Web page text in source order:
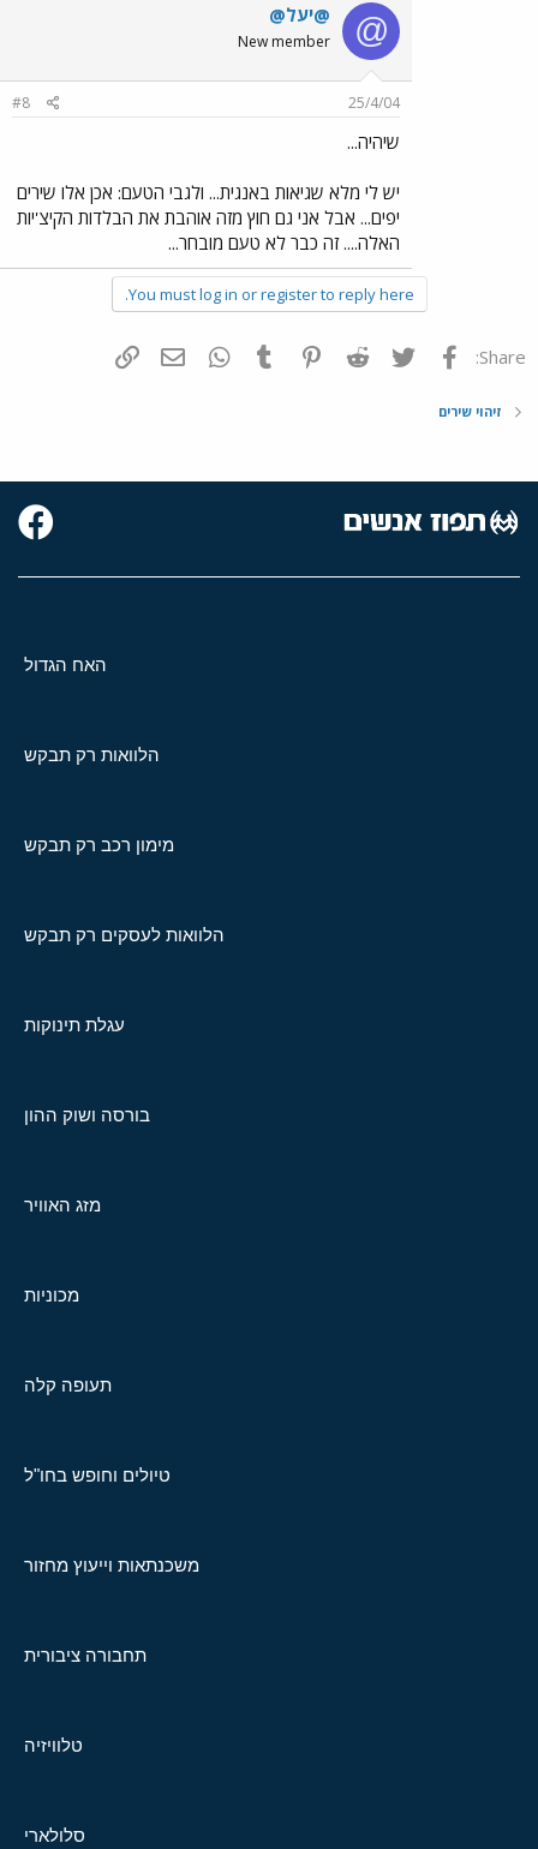
@ @יעל@
New member
25/4/04
#8
שיהיה...
יש לי מלא שגיאות באנגית... ולגבי הטעם: אכן אלו שירים
יפים... אבל אני גם חוץ מזה אוהבת את הבלדות הקיצ'יות
האלה.... זה כבר לא טעם מובחר...
You must log in or register to reply here.
Share: פייסבוק Twitter
Reddit
Pinterest
Tumblr
WhatsAppדואר אלקטרוני
זיהוי שירים
האח הגדול
הלוואות רק תבקש
מימון רכב רק תבקש
הלוואות לעסקים רק תבקש
עגלת תינוקות
בורסה ושוק ההון
מזג האוויר
מכוניות
תעופה קלה
טיולים וחופש בחו"ל
משכנתאות וייעוץ מחזור
תחבורה ציבורית
טלוויזיה
סלולארי